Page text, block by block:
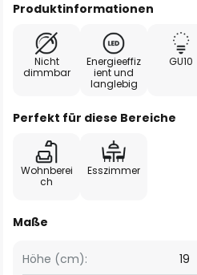
Produktinformationen
Nicht
dimmbar
Energieeffiz
ient und
langlebig
GU10
Perfekt für diese Bereiche
Wohnberei
ch
Esszimmer
Maße
Höhe (cm):
19